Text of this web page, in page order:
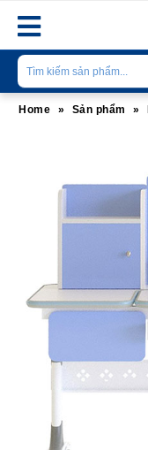
Home » Sản phẩm »